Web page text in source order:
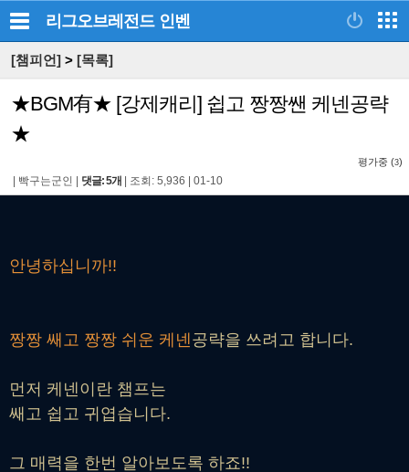
리그오브레전드 인벤
[챔피언] > [목록]
★BGM有★ [강제캐리] 쉽고 짱짱쌘 케넨공략
★
평가중 (3)
빡구는군인 댓글: 5개 조회: 5,936 01-10
안녕하십니까!!
짱짱 쌔고 짱짱 쉬운 케넨공략을 쓰려고 합니다.
먼저 케넨이란 챔프는
쌔고 쉽고 귀엽습니다.
그 매력을 한번 알아보도록 하죠!!